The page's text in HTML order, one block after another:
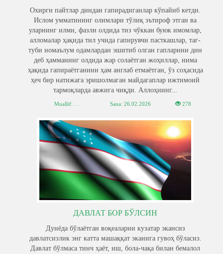
Охирги пайтлар диндан гапирадиганлар кўпайиб кетди.
Ислом умматининг олимлари тўлиқ эътироф этган ва
уларнинг илми, фазли олдида тиз чўккан буюк имомлар,
алломалар ҳақида тил учида гапирувчи пасткашлар, таг-
туби номаълум одамлардан эшитиб олган гапларини дин
деб ҳамманинг олдида жар солаётган жоҳиллар, нима
ҳақида гапираётганини ҳам англаб етмаётган, ўз соҳасида
ҳеч бир натижага эришолмаган майдагаплар ижтимоий
тармоқларда авжига чиқди. Аллоҳнинг...
Muallif: . . Sana: 26.02.2026 278
ДАВЛАТ БОР БЎЛСИН
Дунёда бўлаётган воқеаларни кузатар экансиз
давлатсизлик энг катта машаққат эканига гувоҳ бўласиз.
Давлат бўлмаса тинч ҳаёт, иш, бола-чақа билан бемалол